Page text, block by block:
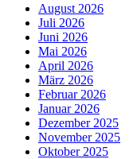
August 2026
Juli 2026
Juni 2026
Mai 2026
April 2026
März 2026
Februar 2026
Januar 2026
Dezember 2025
November 2025
Oktober 2025